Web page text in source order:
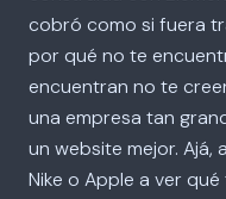
cobró como si fuera
por qué no te
encuentran no te
una empresa tan
un website mejor. Ajá,
Nike o Apple a ver